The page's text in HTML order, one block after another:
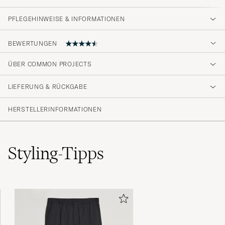
PFLEGEHINWEISE & INFORMATIONEN
BEWERTUNGEN
4.7
(23)
(0)
Topp!
MOHAMMED S
GEKAUFT AM AUF CAREOFCARL.NO
ÜBER COMMON PROJECTS
LIEFERUNG & RÜCKGABE
HERSTELLERINFORMATIONEN
Styling-Tipps